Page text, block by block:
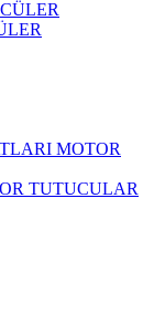
MOTOR
TUTUCULAR